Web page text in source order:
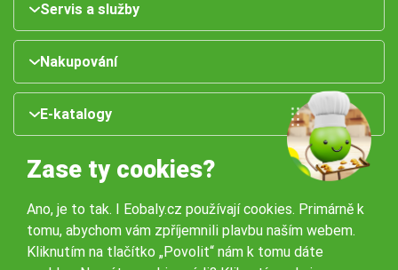
Servis a služby
Nakupování
E-katalogy
Zase ty cookies?
Ano, je to tak. I Eobaly.cz používají cookies. Primárně k
tomu, abychom vám zpříjemnili plavbu naším webem.
Kliknutím na tlačítko „Povolit“ nám k tomu dáte